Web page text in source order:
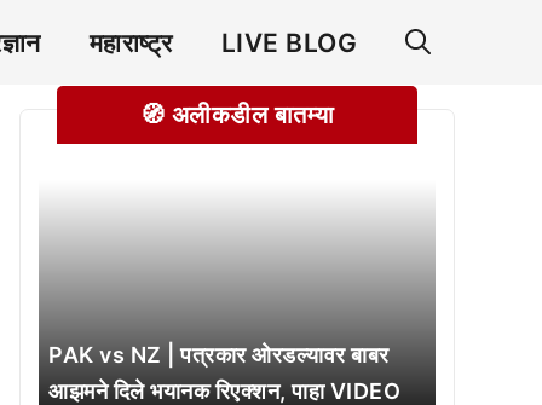
महाराष्ट्र LIVE BLOG
🧭 अलीकडील बातम्या
PAK vs NZ | पत्रकार ओरडल्यावर बाबर
आझमने दिले भयानक रिएक्शन, पाहा VIDEO